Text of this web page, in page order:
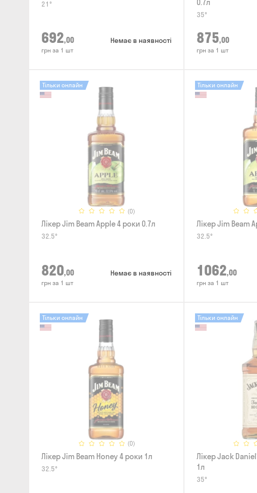
21°
692,00
грн за 1 шт
Немає в наявності
0.7л
35°
875,00
грн за 1 шт
(0)
Тільки онлайн
Лікер Jim Beam Apple 4 роки 0.7л
32.5°
820,00
грн за 1 шт
Немає в наявності
Тільки онлайн
Лікер Jim Beam
32.5°
1062,00
грн за 1 шт
(0)
Тільки онлайн
Лікер Jim Beam Honey 4 роки 1л
32.5°
Тільки онлайн
Лікер Jack
1л
35°